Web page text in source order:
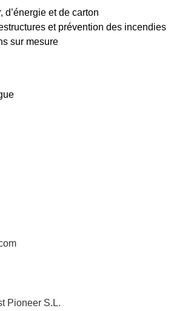
d’énergie et de carton
et prévention des incendies
sur mesure
Pioneer S.L.